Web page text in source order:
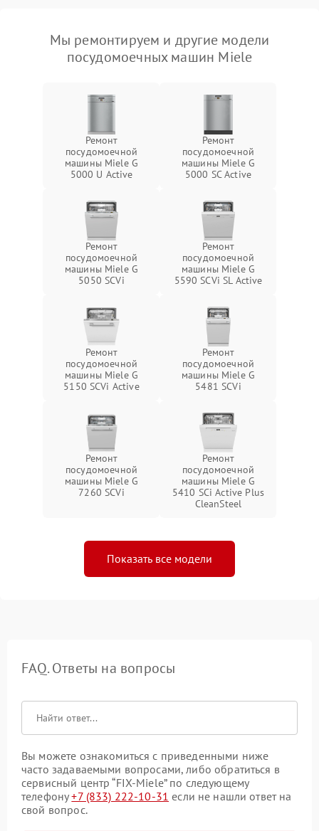
Мы ремонтируем и другие модели
посудомоечных машин Miele
Ремонт
посудомоечной
машины Miele G
5000 U Active
Ремонт
посудомоечной
машины Miele G
5000 SC Active
Ремонт
посудомоечной
машины Miele G
5050 SCVi
Ремонт
посудомоечной
машины Miele G
5590 SCVi SL Active
Ремонт
посудомоечной
машины Miele G
5150 SCVi Active
Ремонт
посудомоечной
машины Miele G
5481 SCVi
Ремонт
посудомоечной
машины Miele G
7260 SCVi
Ремонт
посудомоечной
машины Miele G
5410 SCi Active Plus
CleanSteel
Показать все модели
FAQ. Ответы на вопросы
Вы можете ознакомиться с приведенными ниже
часто задаваемыми вопросами, либо обратиться в
сервисный центр “FIX-Miele” по следующему
телефону+7 (833) 222-10-31 если не нашли ответ на
свой вопрос.